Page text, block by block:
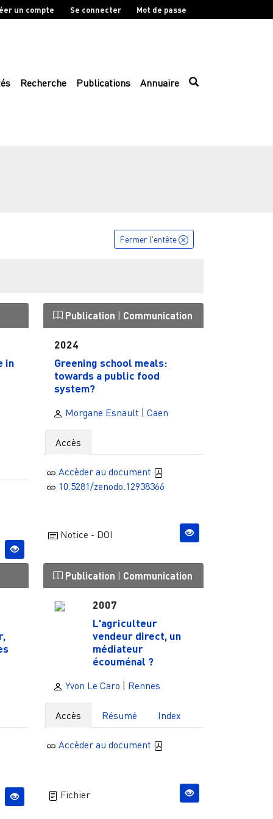
un compte Se connecter Mot de passe
Recherche Publications Annuaire
Fermer l'entête
in
Publication | Communication
2024
Greening school meals:
towards a public food
system?
Morgane Esnault | Caen
Accès
Accèder au document
10.5281/zenodo.12938366
Notice - DOI
Publication | Communication
2007
L'agriculteur
vendeur direct, un
médiateur
écouménal ?
Yvon Le Caro | Rennes
Accès Résumé Index
Accèder au document
Fichier